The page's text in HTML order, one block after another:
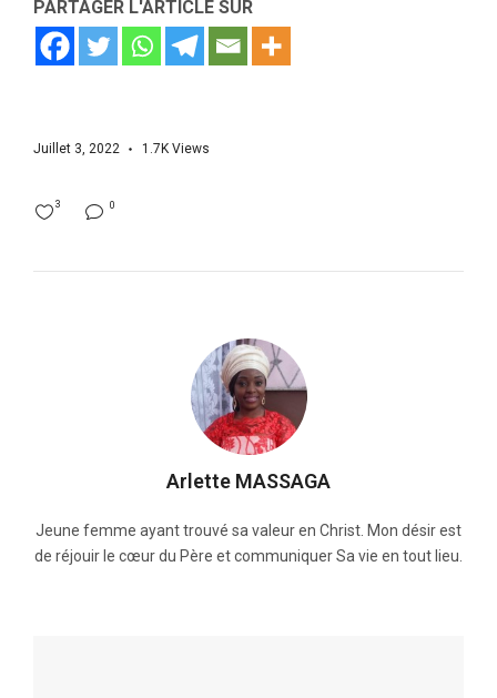
PARTAGER L'ARTICLE SUR
Juillet 3, 2022 1.7K Views
0
3
Arlette MASSAGA
Jeune femme ayant trouvé sa valeur en Christ. Mon désir est
de réjouir le cœur du Père et communiquer Sa vie en tout lieu.